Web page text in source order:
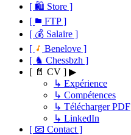
[ 🛍 Store ]
[
FTP ]
[ 💰 Salaire ]
[
Benelove ]
[ ♞ Chessbzh ]
[ 📄 CV ] ▶
↳ Expérience
↳ Compétences
↳ Télécharger PDF
↳ LinkedIn
[ 📧 Contact ]